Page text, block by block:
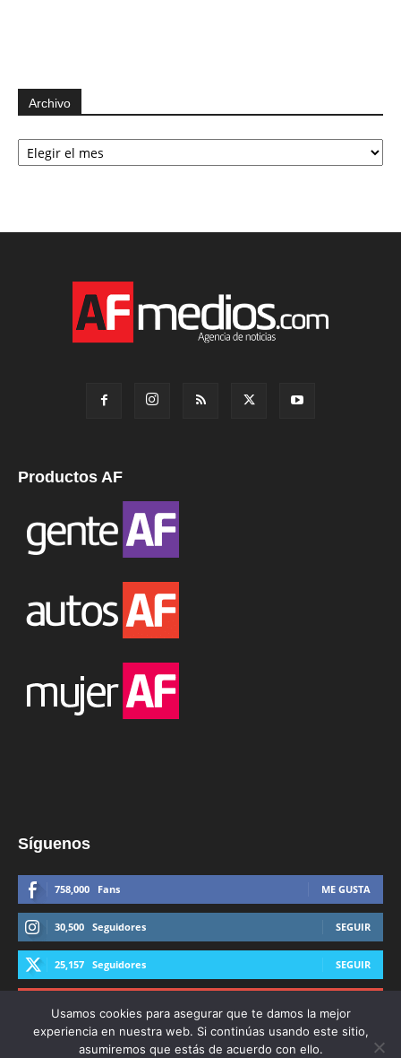
Archivo
Archivo
Productos AF
Síguenos
758,000 Fans ME GUSTA
30,500 Seguidores SEGUIR
25,157 Seguidores SEGUIR
Usamos cookies para asegurar que te damos la mejor
experiencia en nuestra web. Si continúas usando este sitio,
asumiremos que estás de acuerdo con ello.